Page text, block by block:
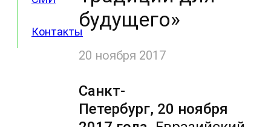
Контакты
будущего»
20 ноября 2017
Санкт-
Петербург, 20 ноября